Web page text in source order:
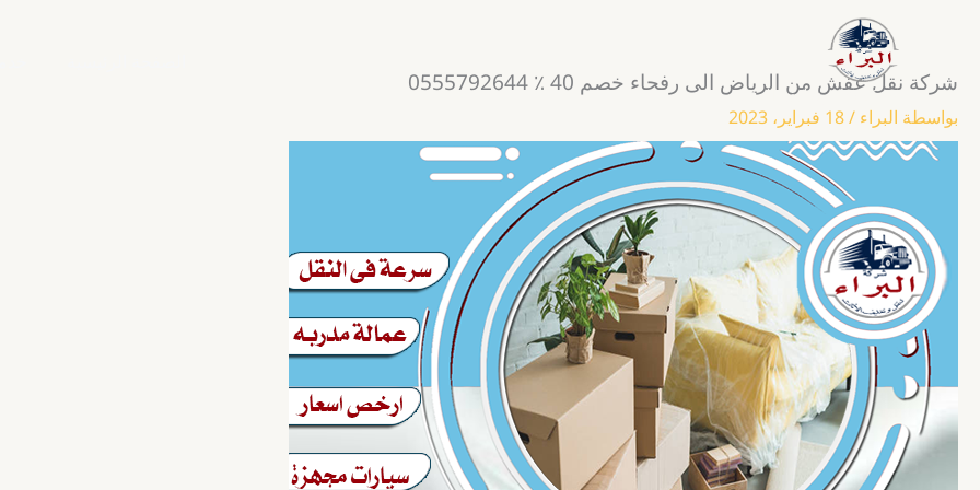
المحتوى
شركة نقل وتغليف العفش
شركة نقل عفش من الرياض الى رفحاء خصم 40 ٪ 0555792644
بواسطة البراء /18 فبراير، 2023